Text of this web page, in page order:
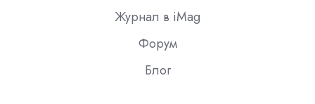
Журнал в iMag
Форум
Блог